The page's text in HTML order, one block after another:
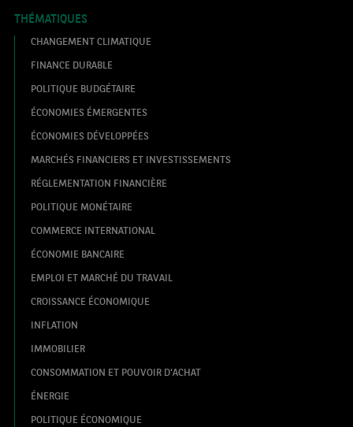
THÉMATIQUES
CHANGEMENT CLIMATIQUE
FINANCE DURABLE
POLITIQUE BUDGÉTAIRE
ÉCONOMIES ÉMERGENTES
ÉCONOMIES DÉVELOPPÉES
MARCHÉS FINANCIERS ET INVESTISSEMENTS
RÉGLEMENTATION FINANCIÈRE
POLITIQUE MONÉTAIRE
COMMERCE INTERNATIONAL
ÉCONOMIE BANCAIRE
EMPLOI ET MARCHÉ DU TRAVAIL
CROISSANCE ÉCONOMIQUE
INFLATION
IMMOBILIER
CONSOMMATION ET POUVOIR D'ACHAT
ÉNERGIE
POLITIQUE ÉCONOMIQUE